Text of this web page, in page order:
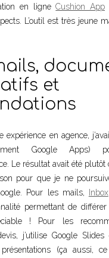
en ligneCushion App
L’outil est très jeune
et
expérience en agence,
Google Apps)
Le résultat avait été plutôt
pour que je ne
Pour les mails,
Inbox
permettant de différer
! Pour les
j’utilise Google
(ça aussi,